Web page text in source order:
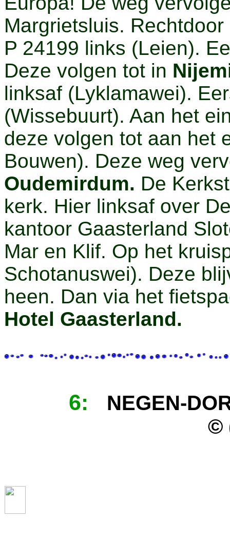
Margrietsluis.
P 24199 links (Leien).
Deze volgen tot in
linksaf (Lyklamawei).
(Wissebuurt). Aan het
deze volgen tot aan het
Bouwen). Deze weg
Oudemirdum. De
kerk. Hier linksaf over
kantoor Gaasterland
Mar en Klif. Op het
Schotanuswei). Deze
heen. Dan via het
Hotel Gaasterland.
6:
NEGEN-
©